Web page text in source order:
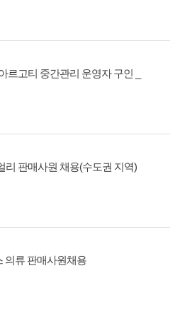
르고티 중간관리 운영자 구인 _
리 판매사원 채용(수도권 지역)
의류 판매사원채용